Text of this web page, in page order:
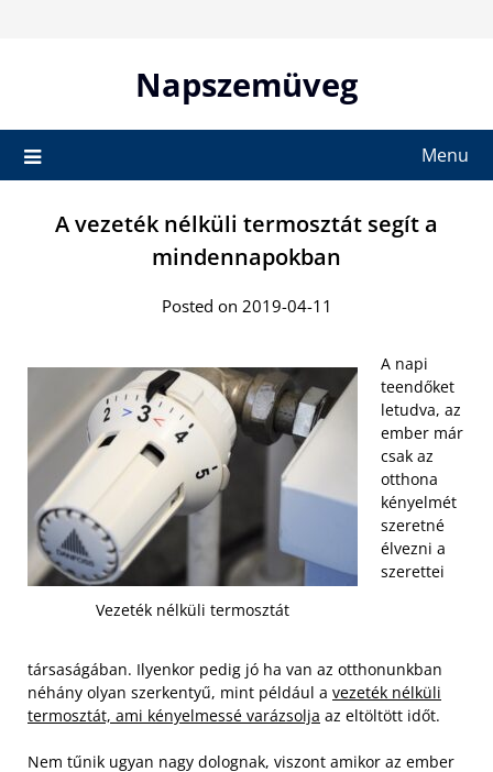
Napszemüveg
Menu
A vezeték nélküli termosztát segít a
mindennapokban
Posted on 2019-04-11
Vezeték nélküli termosztát
A napi
teendőket
letudva, az
ember már
csak az
otthona
kényelmét
szeretné
élvezni a
szerettei
társaságában. Ilyenkor pedig jó ha van az otthonunkban
néhány olyan szerkentyű, mint például a vezeték nélküli
termosztát, ami kényelmessé varázsolja az eltöltött időt.
Nem tűnik ugyan nagy dolognak, viszont amikor az ember